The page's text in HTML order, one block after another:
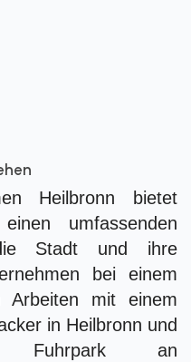
Heilbronn bietet
umfassenden
Stadt und ihre
bei einem
Arbeiten mit einem
in Heilbronn und
Fuhrpark an